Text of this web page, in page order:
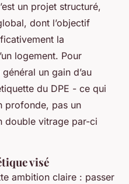
un projet structuré,
dont l’objectif
la
logement. Pour
un gain d’au
du DPE - ce qui
profonde, pas un
double vitrage par-ci
visé
ambition claire : passer